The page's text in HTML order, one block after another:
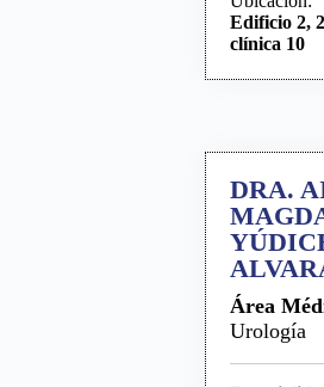
Edificio 2,
clínica 10
DRA.
Área
Urología